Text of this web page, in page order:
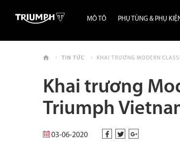
MÔ TÔ PHỤ TÙNG & PHỤ
TIN TỨC KHAI TRƯƠNG MODERN
Khai trương
Triumph
03-06-2020